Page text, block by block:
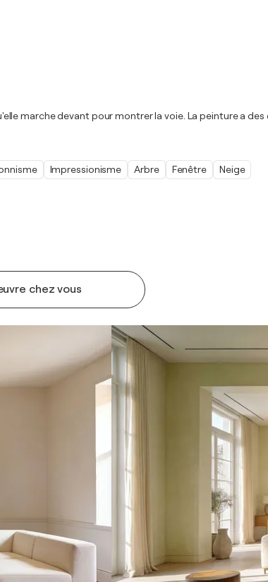
chez vous
marche devant pour montrer la voie. La peinture a des
Impressionisme Arbre Fenêtre Neige